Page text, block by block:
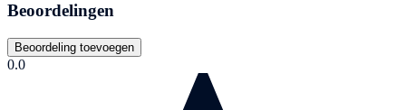
Beoordelingen
Beoordeling toevoegen
0.0